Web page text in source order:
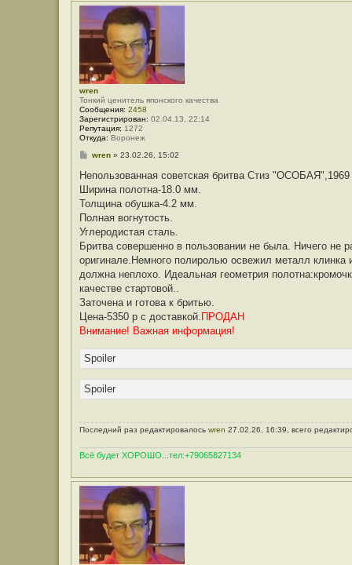
а
е
г
Б
и
wren
Тонкий ценитель японского качества
Сообщения: 2458
Зарегистрирован: 02.04.13, 22:14
Репутация: 1272
Откуда: Воронеж
С
о
щ
е
и
е
wren» 23.02.26, 15:02
Непользованная советская бритва Стиз "ОСОБАЯ",1969
Ширина полотна-18.0 мм.
Толщина обушка-4.2 мм.
Полная вогнутость.
Углеродистая сталь.
Бритва совершенно в пользовании не была. Ничего не
оригинале.Немного полиролью освежил металл клинка
должна неплохо. Идеальная геометрия
качестве стартовой..
Заточена и готова к бритью.
Цена-5350 р с доставкой. ПРОДАН
Внимание! Важная информация!
Spoiler
Spoiler
Последний раз редактировалось wren 27.02.26, 16:39, всего
Всё будет ХОРОШО...тел:+79065827134